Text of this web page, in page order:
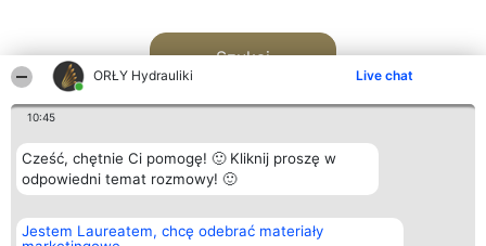
ORŁY Hydrauliki Live chat
10:45
Cześć, chętnie Ci pomogę! 🙂 Kliknij proszę w
odpowiedni temat rozmowy! 🙂
Jestem Laureatem, chcę odebrać materiały
Szukaj
Organizator plebiscytu
Bright Side Solutions sp. z o.
Plebiscyt
Laureaci
Kontakt
Kontakt